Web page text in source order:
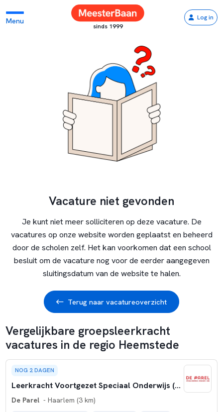
Menu
sinds 1999
Log in
Vacature niet gevonden
Je kunt niet meer solliciteren op deze vacature. De
vacatures op onze website worden geplaatst en beheerd
door de scholen zelf. Het kan voorkomen dat een school
besluit om de vacature nog voor de eerder aangegeven
sluitingsdatum van de website te halen.
Terug naar vacatureoverzicht
Vergelijkbare groepsleerkracht
vacatures in de regio Heemstede
NOG 2 DAGEN
Leerkracht Voortgezet Speciaal Onderwijs (VSO) (0,6- 0,8 fte)
De Parel - Haarlem (3 km)